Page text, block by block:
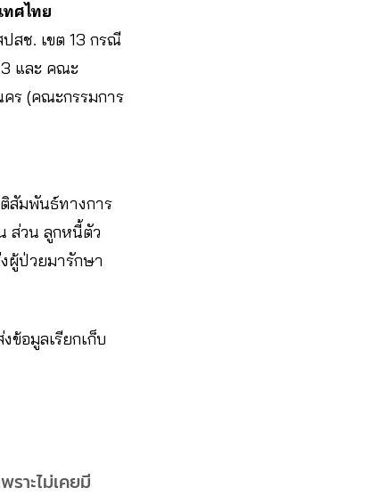
ศไทย
ปสช. เขต 13 กรณี
และ คณะ
ร (คณะกรรมการ
สัมพันธ์ทางการ
ส่วน ลูกหนี้ตัว
ผู้ป่วยมารักษา
อมูลเรียกเก็บ
าะไม่เคยมี